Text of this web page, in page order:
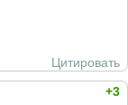
Цитировать
+3